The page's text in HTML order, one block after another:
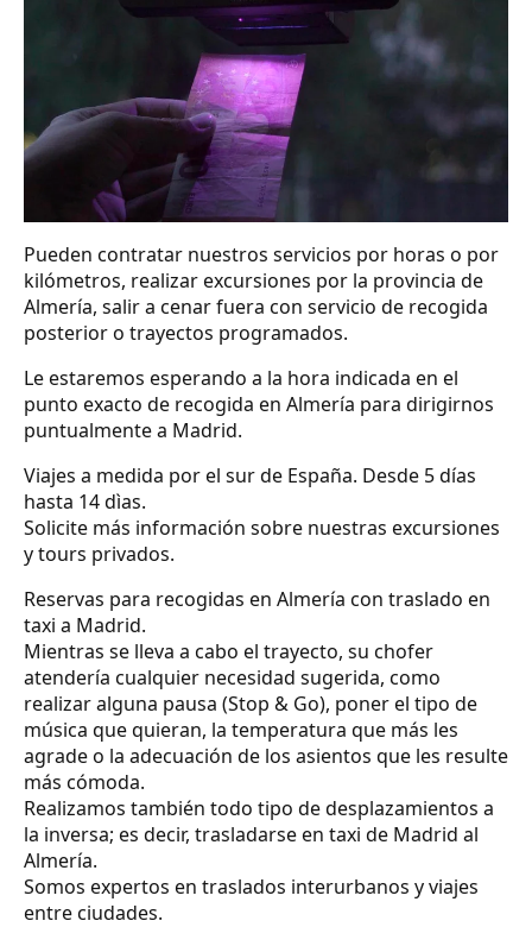
Pueden contratar nuestros servicios por horas o por
kilómetros, realizar excursiones por la provincia de
Almería, salir a cenar fuera con servicio de recogida
posterior o trayectos programados.
Le estaremos esperando a la hora indicada en el
punto exacto de recogida en Almería para dirigirnos
puntualmente a Madrid.
Viajes a medida por el sur de España. Desde 5 días
hasta 14 dìas.
Solicite más información sobre nuestras excursiones
y tours privados.
Reservas para recogidas en Almería con traslado en
taxi a Madrid.
Mientras se lleva a cabo el trayecto, su chofer
atendería cualquier necesidad sugerida, como
realizar alguna pausa (Stop & Go), poner el tipo de
música que quieran, la temperatura que más les
agrade o la adecuación de los asientos que les resulte
más cómoda.
Realizamos también todo tipo de desplazamientos a
la inversa; es decir, trasladarse en taxi de Madrid al
Almería.
Somos expertos en traslados interurbanos y viajes
entre ciudades.